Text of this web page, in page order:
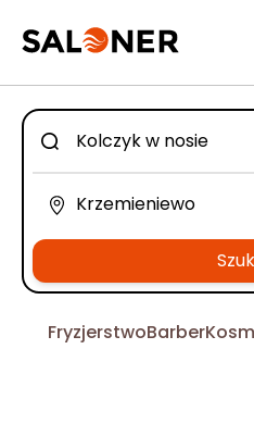
FryzjerstwoBarber